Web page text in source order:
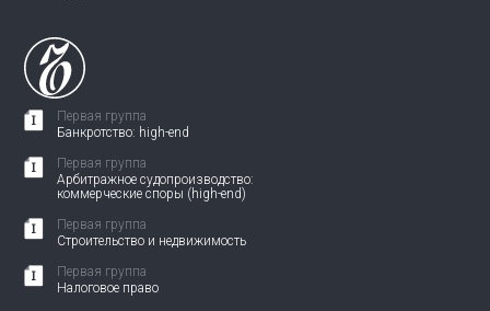
Первая группа
Банкротство: high-end
Первая группа
Арбитражное судопроизводство:
коммерческие споры (high-end)
Первая группа
Строительство и недвижимость
Первая группа
Налоговое право